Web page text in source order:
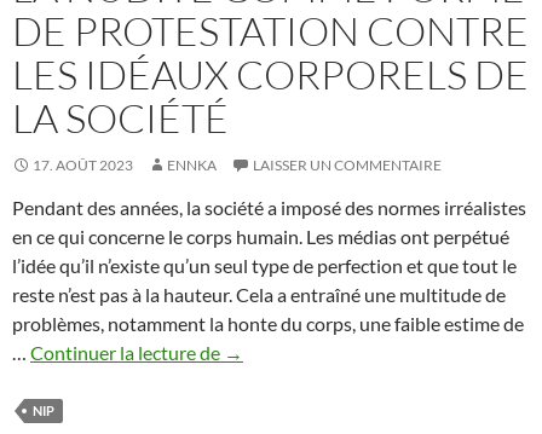
DE PROTESTATION CONTRE
LES IDÉAUX CORPORELS DE
LA SOCIÉTÉ
17. AOÛT 2023 ENNKA LAISSER UN COMMENTAIRE
Pendant des années, la société a imposé des normes irréalistes
en ce qui concerne le corps humain. Les médias ont perpétué
l’idée qu’il n’existe qu’un seul type de perfection et que tout le
reste n’est pas à la hauteur. Cela a entraîné une multitude de
problèmes, notamment la honte du corps, une faible estime de
… Continuer la lecture de La
→
NIP